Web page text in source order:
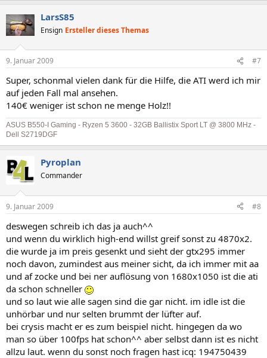
LarsS85
Ensign Ersteller dieses Themas
9. Januar 2009 #7
Super, schonmal vielen dank für die Hilfe, die ATI werd ich mir
auf jeden Fall mal ansehen.
140€ weniger ist schon ne menge Holz!!
ASUS B550-I Gaming - Ryzen 5 3600 - 32GB Ballistix Sport LT @ 3800 MHz -
Dell S2719DGF
Pyroplan
Commander
9. Januar 2009 #8
deswegen schreib ich das ja auch^^
und wenn du wirklich high-end willst greif sonst zu 4870x2.
die wurde ja im preis gesenkt und sieht der gtx295 immer
noch davon, zumindest aus meiner sicht, da ich immer mit aa
und af zocke und bei ner auflösung von 1680x1050 ist die ati
da schon schneller
und so laut wie alle sagen sind die gar nicht. im idle ist die
unhörbar und nur selten brummt der lüfter auf.
bei crysis macht er es zum beispiel nicht. hingegen da wo
man so über 100fps hat schon^^ aber selbst dann ist es nicht
allzu laut. wenn du sonst noch fragen hast icq: 194750439